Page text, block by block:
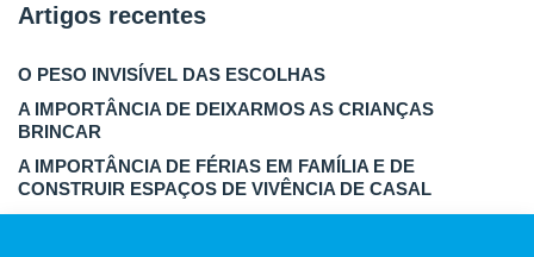
Artigos recentes
O PESO INVISÍVEL DAS ESCOLHAS
A IMPORTÂNCIA DE DEIXARMOS AS CRIANÇAS
BRINCAR
A IMPORTÂNCIA DE FÉRIAS EM FAMÍLIA E DE
CONSTRUIR ESPAÇOS DE VIVÊNCIA DE CASAL